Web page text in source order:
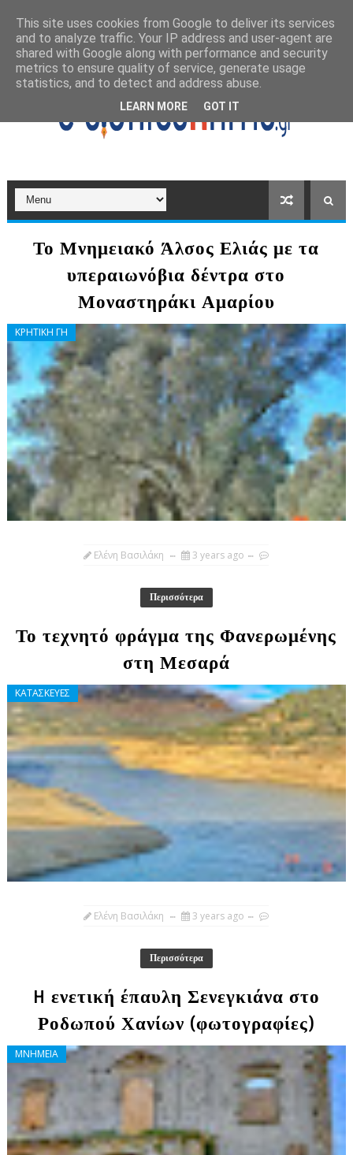
Το Μνημειακό Άλσος Ελιάς με τα
υπεραιωνόβια δέντρα στο
Μοναστηράκι Αμαρίου
ΚΡΗΤΙΚΗ ΓΗ
Ελένη Βασιλάκη 3 years ago
Περισσότερα
Το τεχνητό φράγμα της Φανερωμένης
στη Μεσαρά
ΚΑΤΑΣΚΕΥΕΣ
Ελένη Βασιλάκη 3 years ago
Περισσότερα
H ενετική έπαυλη Σενεγκιάνα στο
Ροδωπού Χανίων (φωτογραφίες)
ΜΝΗΜΕΙΑ
This site uses cookies from Google to deliver its services
and to analyze traffic. Your IP address and user-agent are
shared with Google along with performance and security
metrics to ensure quality of service, generate usage
statistics, and to detect and address abuse.
LEARN MORE GOT IT